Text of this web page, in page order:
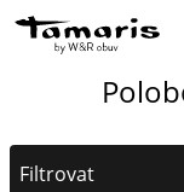
Filtrovat